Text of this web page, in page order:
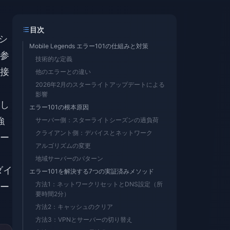
目次
Mobile Legends エラー101の仕組みと対策
技術的な定義
他のエラーとの違い
2026年2月のスターライトアップデートによる
影響
エラー101の根本原因
サーバー側：スターライトシーズンの過負荷
クライアント側：デバイスとネットワーク
アルゴリズムの変更
地域サーバーのパターン
エラー101を解決する7つの実証済みメソッド
方法1：ネットワークリセットとDNS設定（所
要時間2分）
方法2：キャッシュのクリア
方法3：VPNとサーバーの切り替え